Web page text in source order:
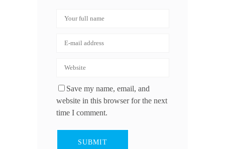
Save my name, email, and
website in this browser for the next
time I comment.